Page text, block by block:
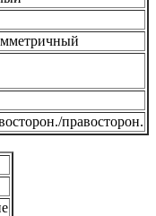
правосторон.